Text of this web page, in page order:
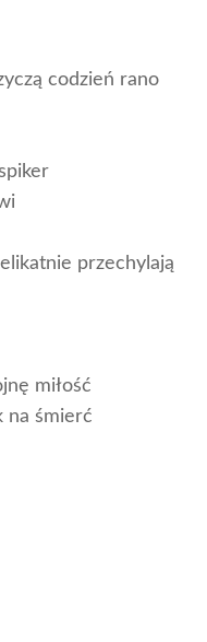
codzień rano
przechylają
miłość
na śmierć